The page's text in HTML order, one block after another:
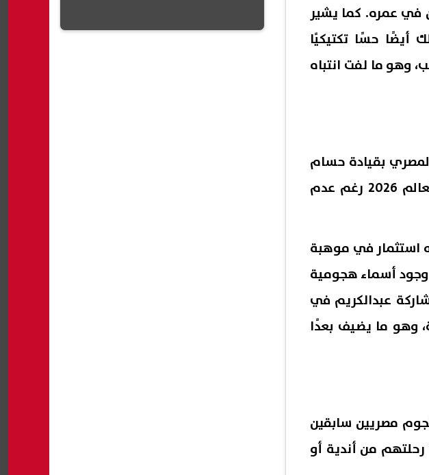
في عمره. كما يشير
أيضًا حسًا تكتيكيًا
وهو ما لفت انتباه
المصري بقيادة حسام
حسن، الذي قرر ضم اللاعب إلى القائمة الموسعة لكأس العالم 2026 رغم عدم
استثمار في موهبة
أسماء هجومية
عبدالكريم في
وهو ما يضيف بعدًا
مصريين سابقين
رحلتهم من أندية أو